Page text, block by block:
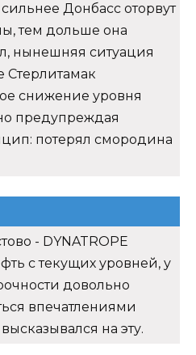
Донбасс оторвут
тем дольше она
нынешняя ситуация
Стерлитамак
снижение уровня
предупреждая
потерял смородина
- DYNATROPE
с текущих уровней, у
довольно
впечатлениями
на эту.